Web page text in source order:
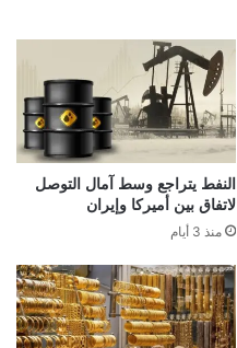
النفط يتراجع وسط آمال التوصل
لاتفاق بين أميركا وإيران
منذ 3 أيام